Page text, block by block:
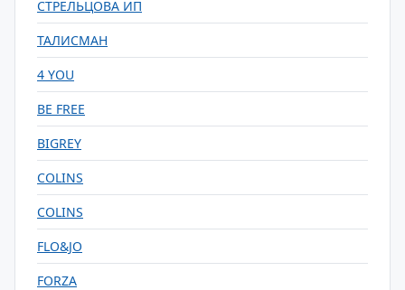
СТРЕЛЬЦОВА ИП
ТАЛИСМАН
4 YOU
BE FREE
BIGREY
COLINS
COLINS
FLO&JO
FORZA